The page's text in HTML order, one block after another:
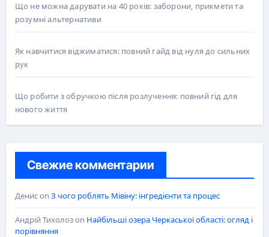
Що не можна дарувати на 40 років: заборони, прикмети та
розумні альтернативи
Як навчитися віджиматися: повний гайд від нуля до сильних
рук
Що робити з обручкою після розлучення: повний гід для
нового життя
Свежие комментарии
Денисon З чого роблять Мівіну: інгредієнти та процес
Андрій Тихолозon Найбільші озера Черкаської області: огляд і
порівняння